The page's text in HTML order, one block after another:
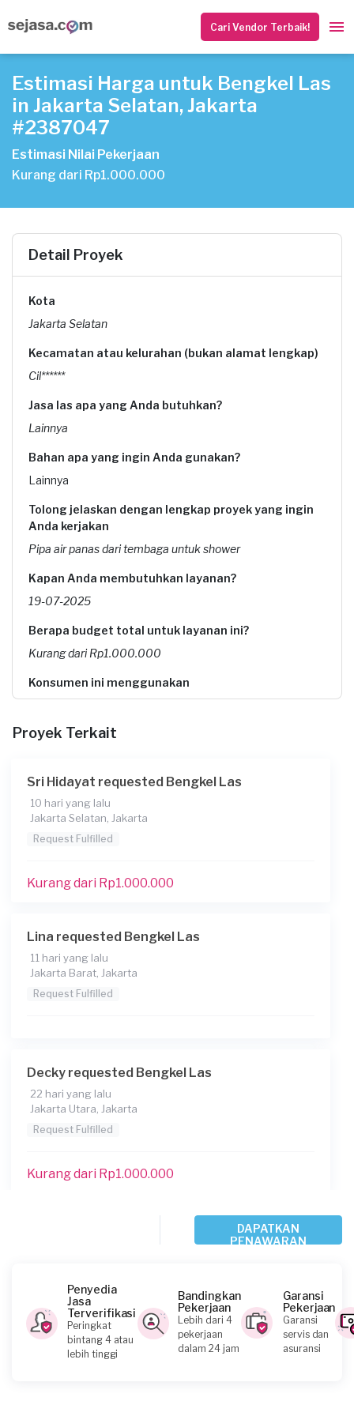
Cari Vendor Terbaik!
Estimasi Harga untuk Bengkel Las
in Jakarta Selatan, Jakarta
#2387047
Estimasi Nilai Pekerjaan
Kurang dari Rp1.000.000
Detail Proyek
Kota
Jakarta Selatan
Kecamatan atau kelurahan (bukan alamat lengkap)
Cil******
Jasa las apa yang Anda butuhkan?
Lainnya
Bahan apa yang ingin Anda gunakan?
Lainnya
Tolong jelaskan dengan lengkap proyek yang ingin
Anda kerjakan
Pipa air panas dari tembaga untuk shower
Kapan Anda membutuhkan layanan?
19-07-2025
Berapa budget total untuk layanan ini?
Kurang dari Rp1.000.000
Konsumen ini menggunakan
Proyek Terkait
Sri Hidayat requested Bengkel Las
10 hari yang lalu
Jakarta Selatan, Jakarta
Request Fulfilled
Kurang dari Rp1.000.000
Lina requested Bengkel Las
11 hari yang lalu
Jakarta Barat, Jakarta
Request Fulfilled
Decky requested Bengkel Las
22 hari yang lalu
Jakarta Utara, Jakarta
Request Fulfilled
Kurang dari Rp1.000.000
Request Fulfilled
Kurang dari Rp1.000.000
DAPATKAN
PENAWARAN
Penyedia
Jasa
Terverifikasi
Peringkat
bintang 4 atau
lebih tinggi
Bandingkan
Pekerjaan
Lebih dari 4
pekerjaan
dalam 24 jam
Garansi
Pekerjaan
Garansi
servis dan
asuransi